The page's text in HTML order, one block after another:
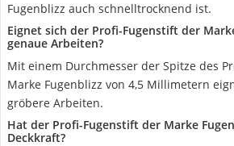
Fugenblizz auch schnelltrocknend ist.
Eignet sich der Profi-Fugenstift der
genaue Arbeiten?
Mit einem Durchmesser der Spitze des
Marke Fugenblizz von 4,5 Millimetern
gröbere Arbeiten.
Hat der Profi-Fugenstift der Marke
Deckkraft?